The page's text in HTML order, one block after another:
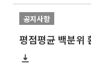
공지사항
평점평균 백분위